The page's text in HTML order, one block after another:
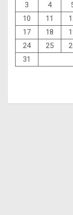
3
4
10
11
17
18
24
25
31